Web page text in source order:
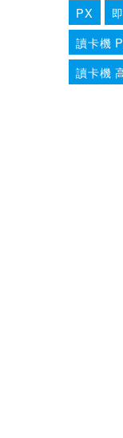
PX
讀卡機
讀卡機